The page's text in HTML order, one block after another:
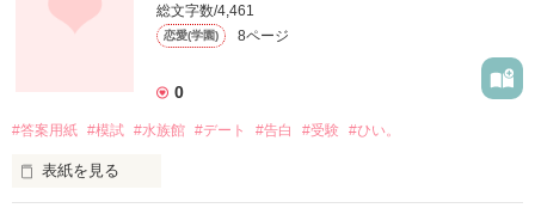
作品を読む
＊
*執筆開始…？？？？？
*執筆終了…20161225
「言いたいこと、わかってるよ」
「えへへ、うん。……別れようか」
消しゴムに好きな人の名前を刻んで、
なんて馬鹿みたいなおまじない
どうか気づいて、意識して、
これはどうしようもない、恋の手口。
総文字数/4,461
恋愛(学園) 8ページ
0
#答案用紙 #模試 #水族館 #デート #告白 #受験 #ひい。
表紙を見る